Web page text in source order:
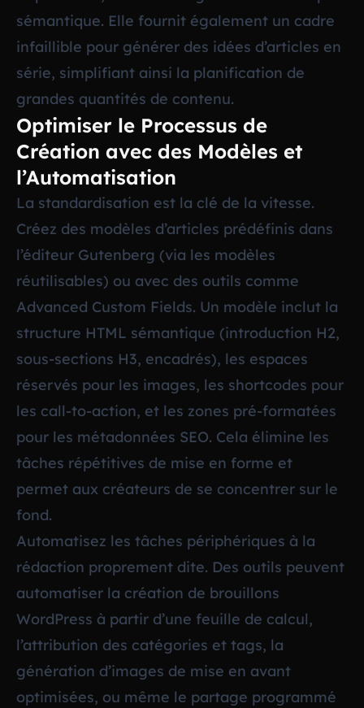
sémantique. Elle fournit également un cadre
infaillible pour générer des idées d’articles en
série, simplifiant ainsi la planification de
grandes quantités de contenu.
Optimiser le Processus de
Création avec des Modèles et
l’Automatisation
La standardisation est la clé de la vitesse.
Créez des modèles d’articles prédéfinis dans
l’éditeur Gutenberg (via les modèles
réutilisables) ou avec des outils comme
Advanced Custom Fields. Un modèle inclut la
structure HTML sémantique (introduction H2,
sous-sections H3, encadrés), les espaces
réservés pour les images, les shortcodes pour
les call-to-action, et les zones pré-formatées
pour les métadonnées SEO. Cela élimine les
tâches répétitives de mise en forme et
permet aux créateurs de se concentrer sur le
fond.
Automatisez les tâches périphériques à la
rédaction proprement dite. Des outils peuvent
automatiser la création de brouillons
WordPress à partir d’une feuille de calcul,
l’attribution des catégories et tags, la
génération d’images de mise en avant
optimisées, ou même le partage programmé